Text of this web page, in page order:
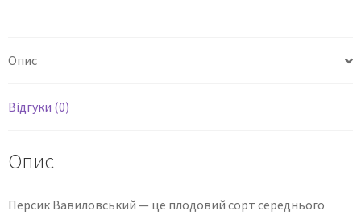
Опис
Відгуки (0)
Опис
Персик Вавиловський — це плодовий сорт середнього